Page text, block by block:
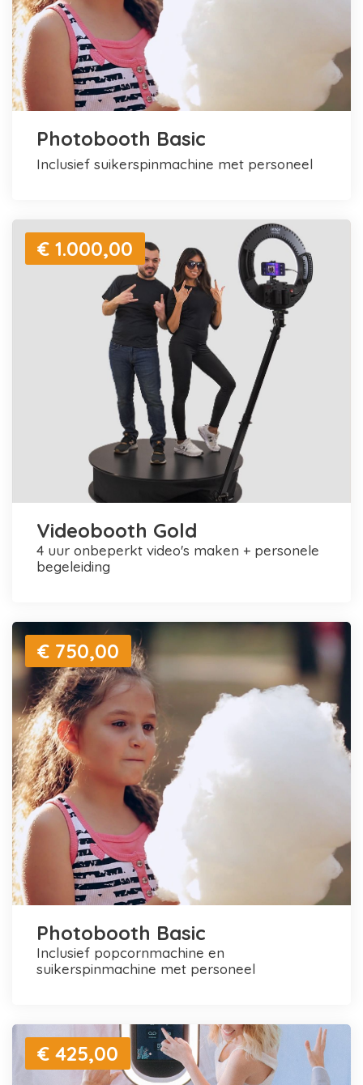
Photobooth Basic
inclusief suikerspinmachine met personeel
€ 1.000,00
Videobooth Gold
4 uur onbeperkt video's maken + personele
begeleiding
€ 750,00
Photobooth Basic
inclusief popcornmachine en
suikerspinmachine met personeel
€ 425,00